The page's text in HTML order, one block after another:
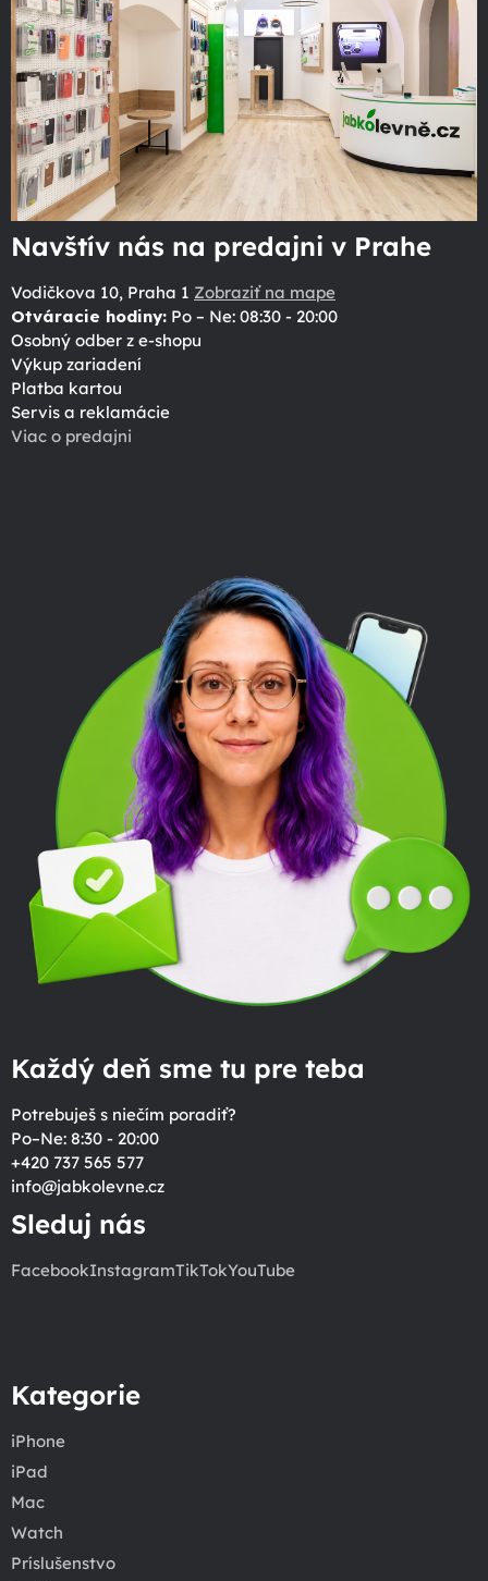
Navštív nás na predajni v Prahe
Vodičkova 10, Praha 1 Zobraziť na mape
Otváracie hodiny: Po – Ne: 08:30 - 20:00
Osobný odber z e-shopu
Výkup zariadení
Platba kartou
Servis a reklamácie
Viac o predajni
Každý deň sme tu pre teba
Potrebuješ s niečím poradiť?
Po–Ne: 8:30 - 20:00
+420 737 565 577
info@jabkolevne.cz
Sleduj nás
FacebookInstagramTikTokYouTube
Kategorie
iPhone
iPad
Mac
Watch
Príslušenstvo